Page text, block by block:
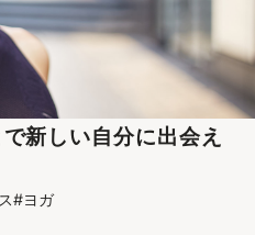
新しい自分に出会え
#ヨガ